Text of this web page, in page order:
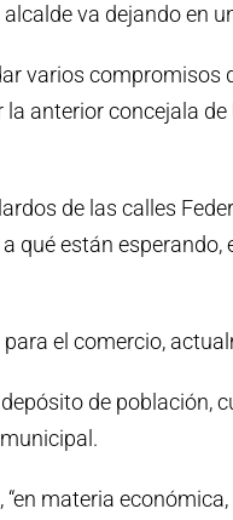
va dejando en
varios compromisos
anterior concejala
de las calles
qué están
el comercio,
de población,
materia